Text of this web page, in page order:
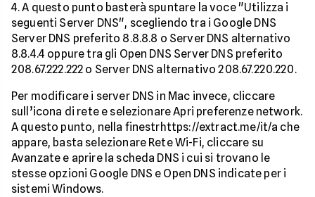
4. A questo punto basterà spuntare la voce "Utilizza i
seguenti Server DNS", scegliendo tra i Google DNS
Server DNS preferito 8.8.8.8 o Server DNS alternativo
8.8.4.4 oppure tra gli Open DNS Server DNS preferito
208.67.222.222 o Server DNS alternativo 208.67.220.220.
Per modificare i server DNS in Mac invece, cliccare
sull’icona di rete e selezionare Apri preferenze network.
A questo punto, nella finestrhttps://extract.me/it/a che
appare, basta selezionare Rete Wi-Fi, cliccare su
Avanzate e aprire la scheda DNS i cui si trovano le
stesse opzioni Google DNS e Open DNS indicate per i
sistemi Windows.